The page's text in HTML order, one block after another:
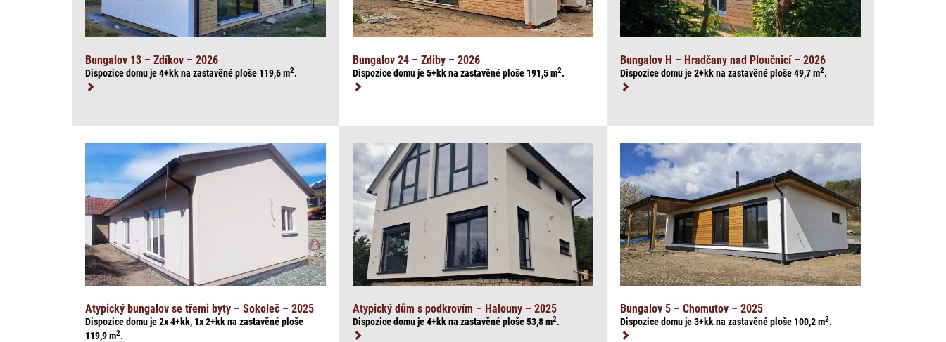
Bungalov 13 – Zdíkov – 2026
Dispozice domu je 4+kk na zastavěné ploše 119,6m2.
Bungalov 24 – Zdiby – 2026
Dispozice domu je 5+kk na zastavěné ploše 191,5m2.
Bungalov H – Hradčany nad Ploučnicí – 2026
Dispozice domu je 2+kk na zastavěné ploše 49,7m2.
Atypický bungalov se třemi byty – Sokoleč – 2025
Dispozice domu je 2x 4+kk, 1x 2+kk na zastavěné ploše
119,9m2.
Atypický dům s podkrovím – Halouny – 2025
Dispozice domu je 4+kk na zastavěné ploše 53,8m2.
Bungalov 5 – Chomutov – 2025
Dispozice domu je 3+kk na zastavěné ploše 100,2m2.